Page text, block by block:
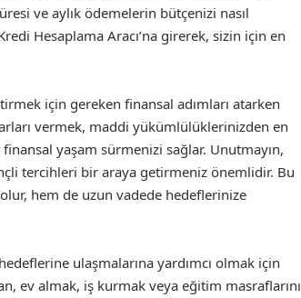
ve aylık ödemelerin bütçenizi nasıl
Hesaplama Aracı’na girerek, sizin için en
için gereken finansal adımları atarken
vermek, maddi yükümlülüklerinizden en
yaşam sürmenizi sağlar. Unutmayın,
tercihleri bir araya getirmeniz önemlidir. Bu
hem de uzun vadede hedeflerinize
ulaşmalarına yardımcı olmak için
ev almak, iş kurmak veya eğitim masraflarını